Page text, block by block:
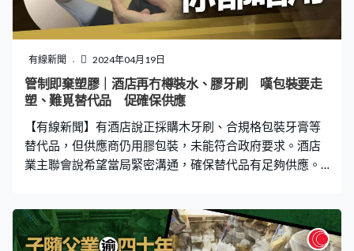
每套一元。」
有線新聞 2024年04月19日
管制即棄塑膠｜酒店再冇樽裝水、膠牙刷 嘆包裝要走
塑、難覓替代品 促確保供應
【有線新聞】有酒店說正採購木牙刷、合規格包裝牙膏等
替代品，但供應商仍用膠包裝，未能符合政府要求。酒店
業主聯會說希望當局緊密溝通，確保替代品有足夠供應。
品。再看看水吧，樽裝水仍有免費提供。這些供客人使用
的塑膠用品不可以再免費供應，除非用木、竹物料替代，